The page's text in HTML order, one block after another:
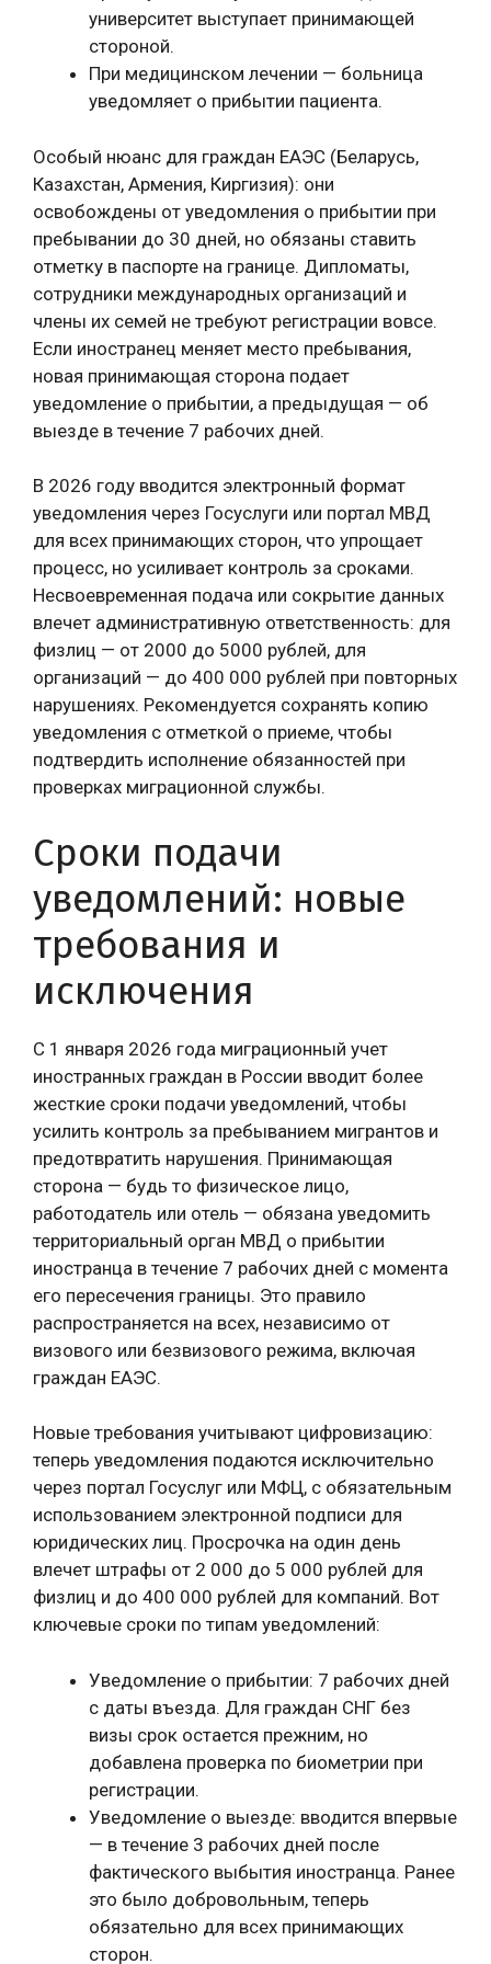
университет выступает принимающей
стороной.
При медицинском лечении — больница
уведомляет о прибытии пациента.
Особый нюанс для граждан ЕАЭС (Беларусь,
Казахстан, Армения, Киргизия): они
освобождены от уведомления о прибытии при
пребывании до 30 дней, но обязаны ставить
отметку в паспорте на границе. Дипломаты,
сотрудники международных организаций и
члены их семей не требуют регистрации вовсе.
Если иностранец меняет место пребывания,
новая принимающая сторона подает
уведомление о прибытии, а предыдущая — об
выезде в течение 7 рабочих дней.
В 2026 году вводится электронный формат
уведомления через Госуслуги или портал МВД
для всех принимающих сторон, что упрощает
процесс, но усиливает контроль за сроками.
Несвоевременная подача или сокрытие данных
влечет административную ответственность: для
физлиц — от 2000 до 5000 рублей, для
организаций — до 400 000 рублей при повторных
нарушениях. Рекомендуется сохранять копию
уведомления с отметкой о приеме, чтобы
подтвердить исполнение обязанностей при
проверках миграционной службы.
Сроки подачи
уведомлений: новые
требования и
исключения
С 1 января 2026 года миграционный учет
иностранных граждан в России вводит более
жесткие сроки подачи уведомлений, чтобы
усилить контроль за пребыванием мигрантов и
предотвратить нарушения. Принимающая
сторона — будь то физическое лицо,
работодатель или отель — обязана уведомить
территориальный орган МВД о прибытии
иностранца в течение 7 рабочих дней с момента
его пересечения границы. Это правило
распространяется на всех, независимо от
визового или безвизового режима, включая
граждан ЕАЭС.
Новые требования учитывают цифровизацию:
теперь уведомления подаются исключительно
через портал Госуслуг или МФЦ, с обязательным
использованием электронной подписи для
юридических лиц. Просрочка на один день
влечет штрафы от 2 000 до 5 000 рублей для
физлиц и до 400 000 рублей для компаний. Вот
ключевые сроки по типам уведомлений:
Уведомление о прибытии: 7 рабочих дней
с даты въезда. Для граждан СНГ без
визы срок остается прежним, но
добавлена проверка по биометрии при
регистрации.
Уведомление о выезде: вводится впервые
— в течение 3 рабочих дней после
фактического выбытия иностранца. Ранее
это было добровольным, теперь
обязательно для всех принимающих
сторон.